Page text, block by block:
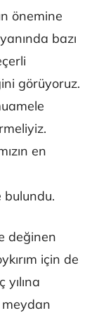
önemine
bazı
görüyoruz.
en
bulundu.
değinen
için de
yılına
meydan